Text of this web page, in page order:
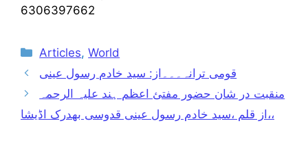
6306397662
Categories
Articles,World
قومی ترانہ۔۔۔از: سید خادم رسول عینی
منقبت در شان حضور مفتئ اعظم ہند علیہ الرحمہ
،،از قلم ،سید خادم رسول عینی قدوسی بھدرک اڈیشا